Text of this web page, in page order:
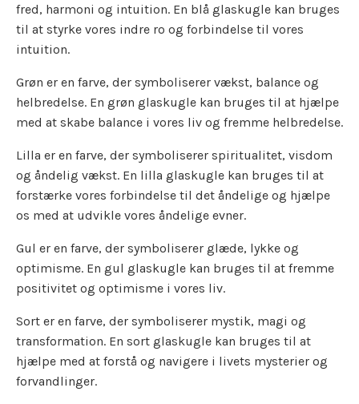
fred, harmoni og intuition. En blå glaskugle kan bruges
til at styrke vores indre ro og forbindelse til vores
intuition.
Grøn er en farve, der symboliserer vækst, balance og
helbredelse. En grøn glaskugle kan bruges til at hjælpe
med at skabe balance i vores liv og fremme helbredelse.
Lilla er en farve, der symboliserer spiritualitet, visdom
og åndelig vækst. En lilla glaskugle kan bruges til at
forstærke vores forbindelse til det åndelige og hjælpe
os med at udvikle vores åndelige evner.
Gul er en farve, der symboliserer glæde, lykke og
optimisme. En gul glaskugle kan bruges til at fremme
positivitet og optimisme i vores liv.
Sort er en farve, der symboliserer mystik, magi og
transformation. En sort glaskugle kan bruges til at
hjælpe med at forstå og navigere i livets mysterier og
forvandlinger.